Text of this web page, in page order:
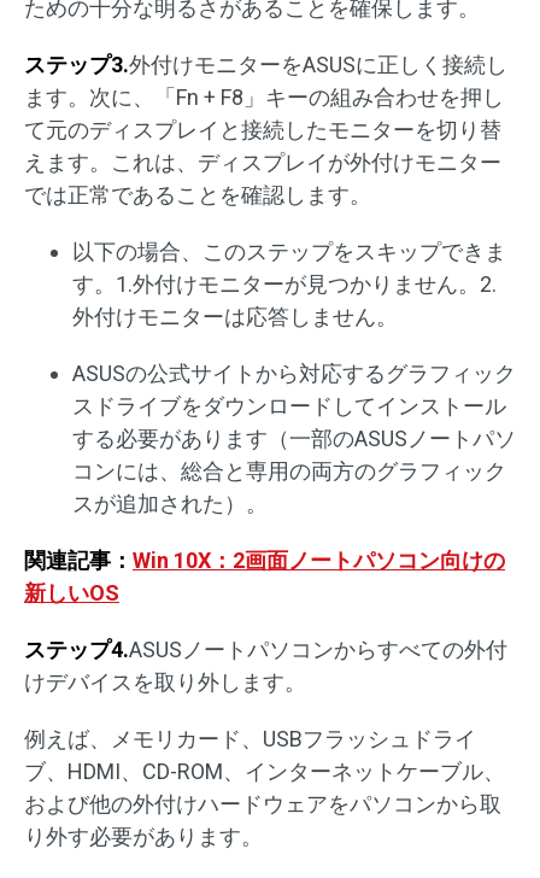
ための十分な明るさがあることを確保します。
ステップ3.外付けモニターをASUSに正しく接続し
ます。次に、「Fn + F8」キーの組み合わせを押し
て元のディスプレイと接続したモニターを切り替
えます。これは、ディスプレイが外付けモニター
では正常であることを確認します。
以下の場合、このステップをスキップできま
す。1.外付けモニターが見つかりません。2.
外付けモニターは応答しません。
ASUSの公式サイトから対応するグラフィック
スドライブをダウンロードしてインストール
する必要があります（一部のASUSノートパソ
コンには、総合と専用の両方のグラフィック
スが追加された）。
関連記事： Win 10X：2画面ノートパソコン向けの
新しいOS
ステップ4.ASUSノートパソコンからすべての外付
けデバイスを取り外します。
例えば、メモリカード、USBフラッシュドライ
ブ、HDMI、CD-ROM、インターネットケーブル、
および他の外付けハードウェアをパソコンから取
り外す必要があります。